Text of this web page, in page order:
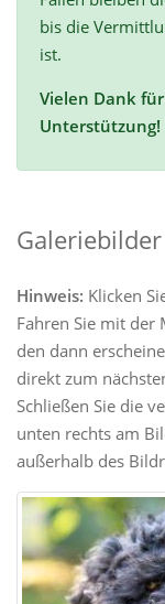
bis die
ist.
Vielen Dank
Unterstützung!
Galeriebilder
Hinweis: Klicken
Fahren Sie mit der
den dann
direkt zum
Schließen Sie die
unten rechts am
außerhalb des